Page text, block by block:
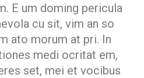
E um doming pericula
cu sit, vim an so
ato morum at pri. In
medi ocritat em,
set, mei et vocibus